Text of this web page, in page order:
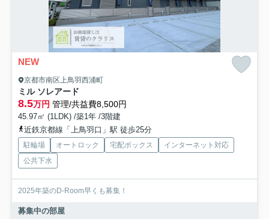
NEW
京都市南区上鳥羽西浦町
ミル ソレアード
8.5万円 管理/共益費8,500円
45.97㎡ (1LDK) /築1年 /3階建
近鉄京都線「上鳥羽口」駅 徒歩25分
駐輪場 オートロック 宅配ボックス
インターネット対応
公共下水
2025年築のD-Room早くも募集！
募集中の部屋